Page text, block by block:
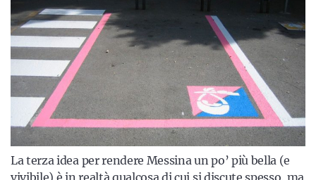
La terza idea per rendere Messina un po’ più bella (e
vivibile) è in realtà qualcosa di cui si discute spesso, ma